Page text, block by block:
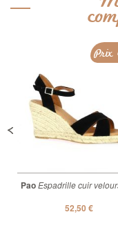
PaoEspadrille cuir
52,50 €
Prix